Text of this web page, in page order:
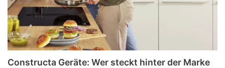
Constructa Geräte: Wer steckt hinter der Marke